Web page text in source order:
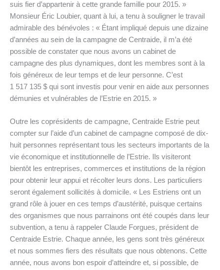
suis fier d’appartenir à cette grande famille pour 2015. »
Monsieur Éric Loubier, quant à lui, a tenu à souligner le travail
admirable des bénévoles : « Étant impliqué depuis une dizaine
d’années au sein de la campagne de Centraide, il m’a été
possible de constater que nous avons un cabinet de
campagne des plus dynamiques, dont les membres sont à la
fois généreux de leur temps et de leur personne. C’est
1 517 135 $ qui sont investis pour venir en aide aux personnes
démunies et vulnérables de l’Estrie en 2015. »
Outre les coprésidents de campagne, Centraide Estrie peut
compter sur l’aide d’un cabinet de campagne composé de dix-
huit personnes représentant tous les secteurs importants de la
vie économique et institutionnelle de l’Estrie. Ils visiteront
bientôt les entreprises, commerces et institutions de la région
pour obtenir leur appui et récolter leurs dons. Les particuliers
seront également sollicités à domicile. « Les Estriens ont un
grand rôle à jouer en ces temps d’austérité, puisque certains
des organismes que nous parrainons ont été coupés dans leur
subvention, a tenu à rappeler Claude Forgues, président de
Centraide Estrie. Chaque année, les gens sont très généreux
et nous sommes fiers des résultats que nous obtenons. Cette
année, nous avons bon espoir d’atteindre et, si possible, de